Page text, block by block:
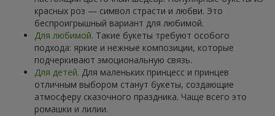
красных роз — символ страсти и любви. Это
беспроигрышный вариант для любимой.
Для любимой. Такие букеты требуют особого
подхода: яркие и нежные композиции, которые
подчеркивают эмоциональную связь.
Для детей. Для маленьких принцесс и принцев
отличным выбором станут букеты, создающие
атмосферу сказочного праздника. Чаще всего это
ромашки и лилии.